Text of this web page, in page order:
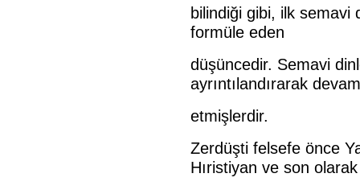
bilindiği gibi, ilk semavi
formüle eden
düşüncedir. Semavi
ayrıntılandırarak devam
etmişlerdir.
Zerdüşti felsefe önce
Hıristiyan ve son olarak